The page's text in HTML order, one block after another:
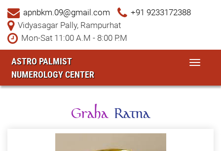
apnbkm.09@gmail.com
+91 9233172388
Vidyasagar Pally, Rampurhat
Mon-Sat 11:00 A.M - 8:00 P.M
Toggle
ASTRO PALMIST
NUMEROLOGY CENTER
Graha Ratna